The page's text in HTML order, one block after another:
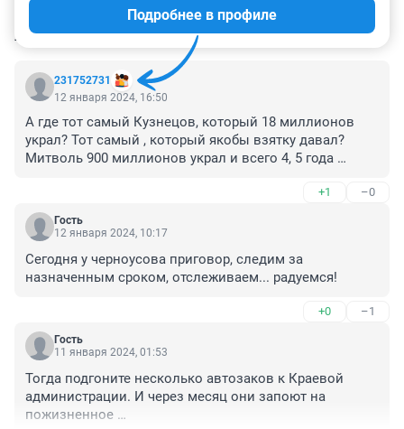
КОММЕНТАРИИ 17
231752731
Подробнее в профиле
12 января 2024, 16:50
А где тот самый Кузнецов, который 18 миллионов
украл? Тот самый , который якобы взятку давал?
Митволь 900 миллионов украл и всего 4, 5 года
+1 –0
Гость
12 января 2024, 10:17
Сегодня у черноусова приговор, следим за
назначенным сроком, отслеживаем... радуемся!
+0 –1
Гость
11 января 2024, 01:53
Тогда подгоните несколько автозаков к Краевой
администрации. И через месяц они запоют на
пожизненное …